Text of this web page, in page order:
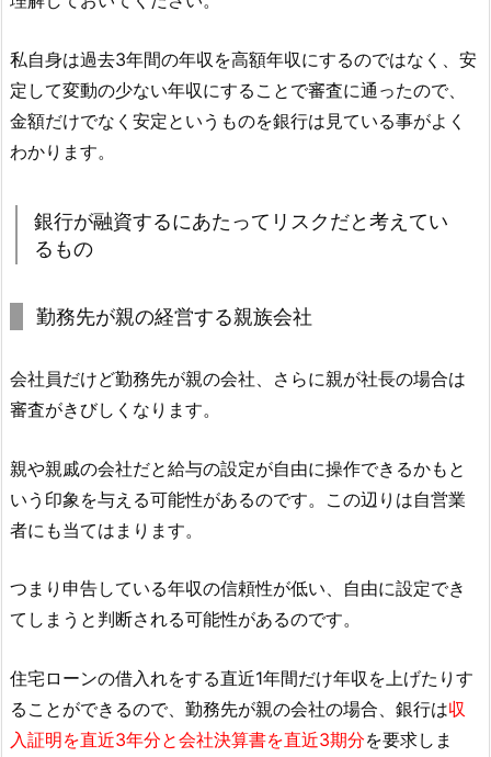
私自身は過去3年間の年収を高額年収にするのではなく、安
定して変動の少ない年収にすることで審査に通ったので、
金額だけでなく安定というものを銀行は見ている事がよく
わかります。
銀行が融資するにあたってリスクだと考えてい
るもの
勤務先が親の経営する親族会社
会社員だけど勤務先が親の会社、さらに親が社長の場合は
審査がきびしくなります。
親や親戚の会社だと給与の設定が自由に操作できるかもと
いう印象を与える可能性があるのです。この辺りは自営業
者にも当てはまります。
つまり申告している年収の信頼性が低い、自由に設定でき
てしまうと判断される可能性があるのです。
住宅ローンの借入れをする直近1年間だけ年収を上げたりす
ることができるので、勤務先が親の会社の場合、銀行は収
入証明を直近3年分と会社決算書を直近3期分を要求しま